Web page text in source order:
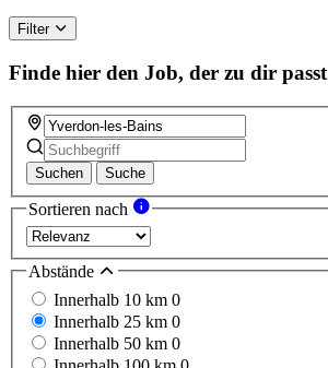
this
field
Filter
Finde hier den Job, der zu dir passt
Suchen Suche
Sortieren nach
Abstände
Innerhalb 10 km 0
Innerhalb 25 km 0
Innerhalb 50 km 0